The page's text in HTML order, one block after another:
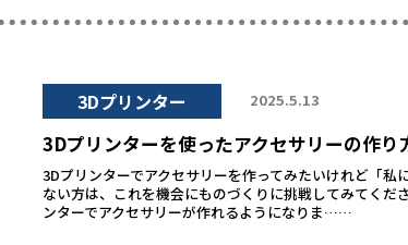
3Dプリンター 2025.5.13
3Dプリンターを使ったアクセサリーの作り
3Dプリンターでアクセサリーを作ってみたいけれど「
ない方は、これを機会にものづくりに挑戦してみてくだ
ンターでアクセサリーが作れるようになりま……